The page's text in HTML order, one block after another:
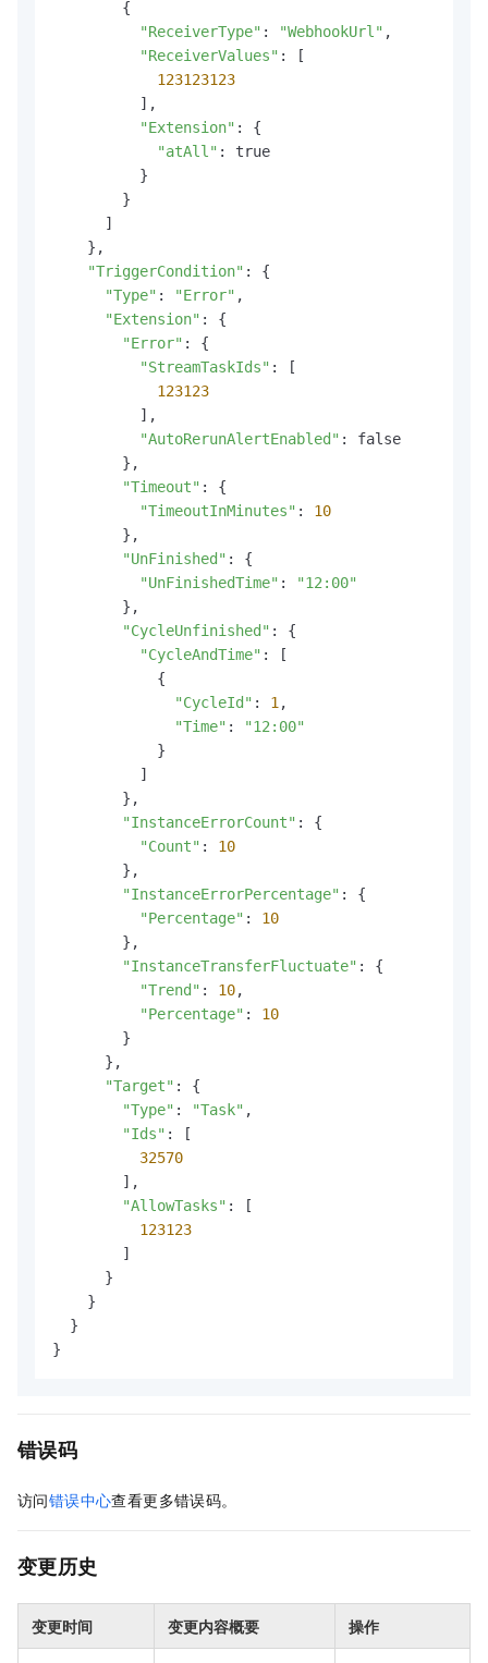
        {
"ReceiverType" : "WebhookUrl" ,
"ReceiverValues" : [
123123123
          ],
"Extension" : {
"atAll" : true
          }
        }
      ]
    },
"TriggerCondition" : {
"Type" : "Error" ,
"Extension" : {
"Error" : {
"StreamTaskIds" : [
123123
          ],
"AutoRerunAlertEnabled" : false
        },
"Timeout" : {
"TimeoutInMinutes" : 10
        },
"UnFinished" : {
"UnFinishedTime" :
"12:00"
        },
"CycleUnfinished" : {
"CycleAndTime" : [
            {
"CycleId" : 1 ,
"Time" :
"12:00"
            }
          ]
        },
"InstanceErrorCount" : {
"Count" : 10
        },
"InstanceErrorPercentage" : {
"Percentage" : 10
        },
"InstanceTransferFluctuate" : {
"Trend" : 10,
"Percentage" : 10
        }
      },
"Target" : {
"Type" : "Task" ,
"Ids" : [
32570
        ],
"AllowTasks" : [
123123
        ]
      }
    }
  }
}
错误码
访问错误中心查看更多错误码。
变更历史
变更时间 变更内容概要 操作